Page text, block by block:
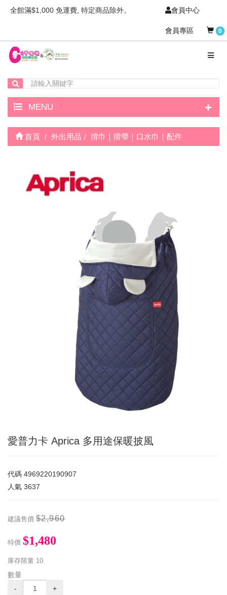
全館滿$1,000 免運費, 特定商品除外。 會員中心
會員專區 0
MENU +
首頁 外出用品 揹巾｜揹帶｜口水巾｜配件
愛普力卡 Aprica 多用途保暖披風
代碼 4969220190907
人氣 3637
建議售價 $2,960
特價 $1,480
庫存限量 10
數量
-
+